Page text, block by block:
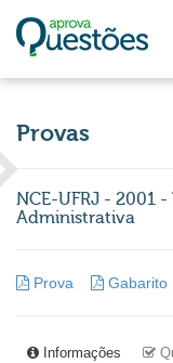
Provas
NCE-UFRJ - 2001
Administrativa
Prova Gabarito
Informações